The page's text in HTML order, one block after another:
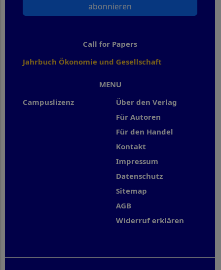
MENU
Campuslizenz
Über den Verlag
Für Autoren
Für den Handel
Kontakt
Impressum
Datenschutz
Sitemap
AGB
Widerruf erklären
abonnieren
Call for Papers
Jahrbuch Ökonomie und Gesellschaft